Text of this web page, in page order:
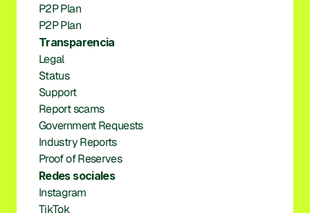
P2P Plan
P2P Plan
Transparencia
Legal
Status
Support
Report scams
Government Requests
Industry Reports
Proof of Reserves
Redes sociales
Instagram
TikTok